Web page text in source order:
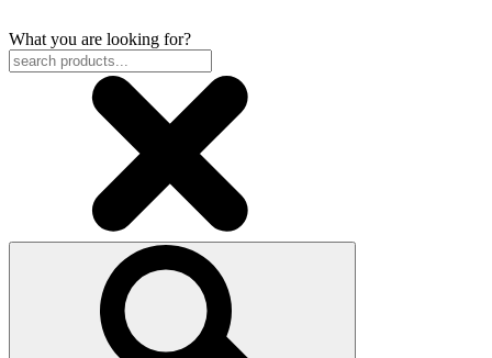
What you are looking for?